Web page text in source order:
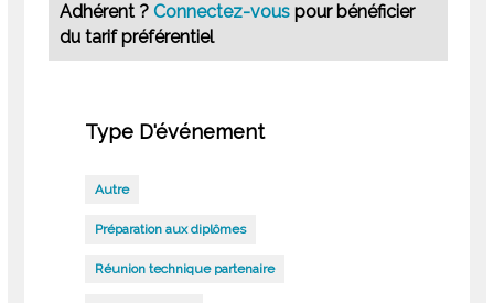
Adhérent ?Connectez-vouspour bénéficier
du tarif préférentiel
Type D'événement
Autre
Préparation aux diplômes
Réunion technique partenaire